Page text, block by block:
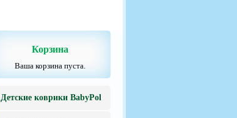
Корзина
Ваша корзина пуста.
Детские коврики BabyPol